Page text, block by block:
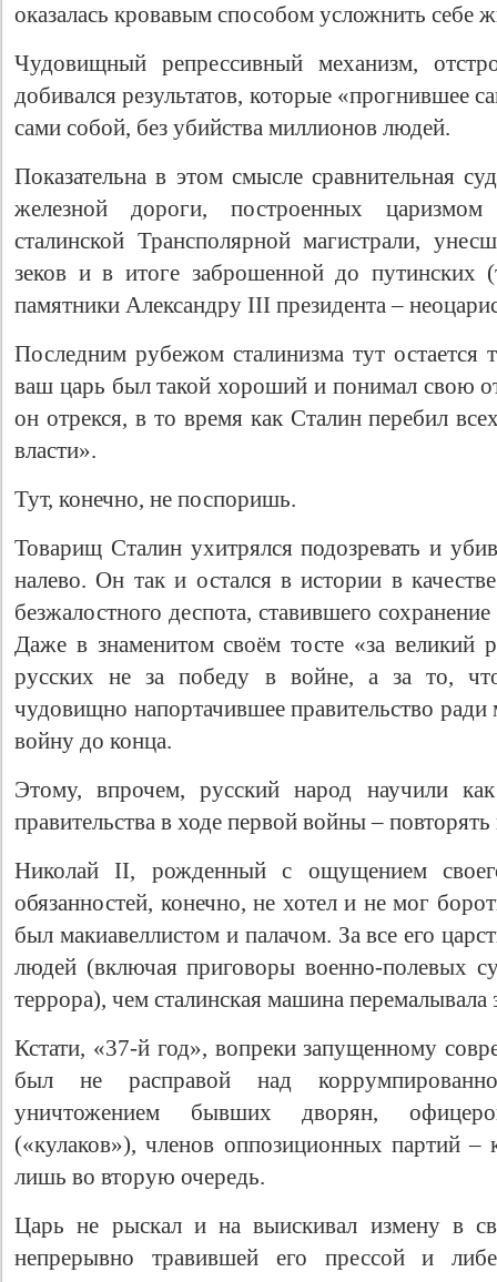
оказалась кровавым способом усложнить себе
Чудовищный репрессивный механизм,
добивался результатов, которые «прогнившее
сами собой, без убийства миллионов людей.
Показательна в этом смысле сравнительная
железной дороги, построенных
сталинской Трансполярной магистрали,
зеков и в итоге заброшенной до путинских
памятники Александру III президента –
Последним рубежом сталинизма тут остается
ваш царь был такой хороший и понимал свою
он отрекся, в то время как Сталин перебил
власти».
Тут, конечно, не поспоришь.
Товарищ Сталин ухитрялся подозревать и
налево. Он так и остался в истории в
безжалостного деспота, ставившего
Даже в знаменитом своём тосте «за великий
русских не за победу в войне, а за то,
чудовищно напортачившее правительство ради
войну до конца.
Этому, впрочем, русский народ научили
правительства в ходе первой войны – повторять
Николай II, рожденный с ощущением
обязанностей, конечно, не хотел и не мог
был макиавеллистом и палачом. За все его
людей (включая приговоры военно-полевых
террора), чем сталинская машина
Кстати, «37-й год», вопреки запущенному
был не расправой над
уничтожением бывших дворян,
(«кулаков»), членов оппозиционных партий –
лишь во вторую очередь.
Царь не рыскал и на выискивал измену в
непрерывно травившей его прессой и